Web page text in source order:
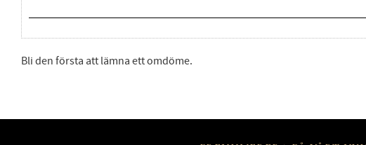
Bli den första att lämna ett omdöme.